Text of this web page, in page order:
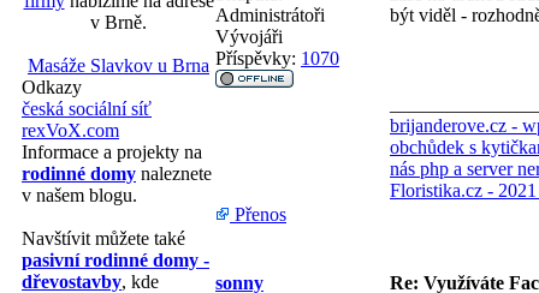
v Brně.
Masáže Slavkov u Brna
Odkazy
česká sociální síť
rexVoX.com
Informace a projekty na
rodinné domy naleznete
v našem blogu.
Navštívit můžete také
pasivní rodinné domy -
dřevostavby, kde
Administrátoři
Vývojáři
Příspěvky: 1070
být viděl -
brijanderove.cz -
obchůdek s
nás php a server
Floristika.cz -
Přenos
sonny
Re: Využíváte